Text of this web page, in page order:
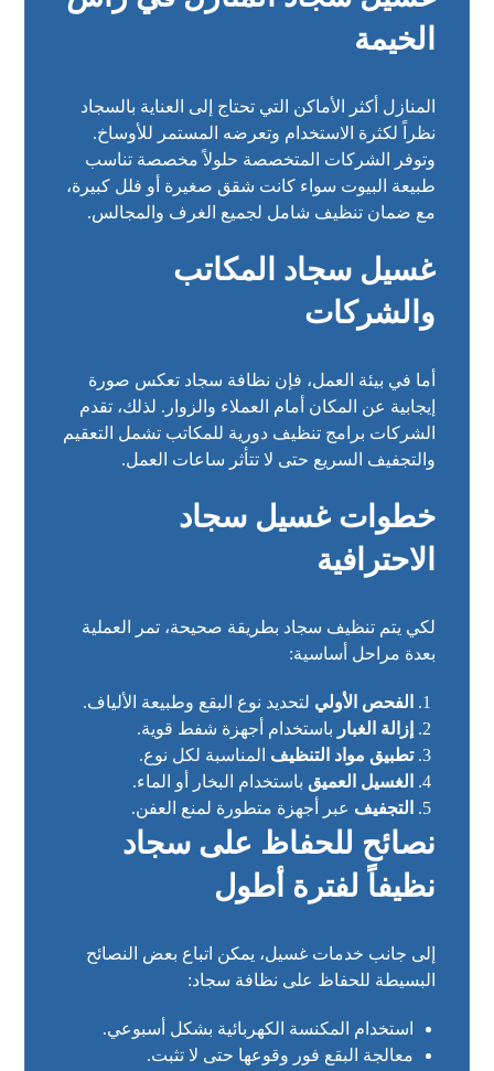
الخيمة
المنازل أكثر الأماكن التي تحتاج إلى العناية بالسجاد
نظراً لكثرة الاستخدام وتعرضه المستمر للأوساخ.
وتوفر الشركات المتخصصة حلولاً مخصصة تناسب
طبيعة البيوت سواء كانت شقق صغيرة أو فلل كبيرة،
مع ضمان تنظيف شامل لجميع الغرف والمجالس.
غسيل سجاد المكاتب
والشركات
أما في بيئة العمل، فإن نظافة سجاد تعكس صورة
إيجابية عن المكان أمام العملاء والزوار. لذلك، تقدم
الشركات برامج تنظيف دورية للمكاتب تشمل التعقيم
والتجفيف السريع حتى لا تتأثر ساعات العمل.
خطوات غسيل سجاد
الاحترافية
لكي يتم تنظيف سجاد بطريقة صحيحة، تمر العملية
بعدة مراحل أساسية:
الفحص الأولي لتحديد نوع البقع وطبيعة الألياف.
إزالة الغبار باستخدام أجهزة شفط قوية.
تطبيق مواد التنظيف المناسبة لكل نوع.
الغسيل العميق باستخدام البخار أو الماء.
التجفيف عبر أجهزة متطورة لمنع العفن.
نصائح للحفاظ على سجاد
نظيفاً لفترة أطول
إلى جانب خدمات غسيل، يمكن اتباع بعض النصائح
البسيطة للحفاظ على نظافة سجاد:
استخدام المكنسة الكهربائية بشكل أسبوعي.
معالجة البقع فور وقوعها حتى لا تثبت.